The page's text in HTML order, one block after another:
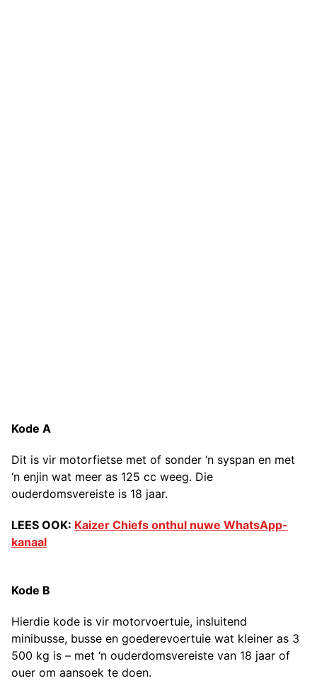
Kode A
Dit is vir motorfietse met of sonder ‘n syspan en met
‘n enjin wat meer as 125 cc weeg. Die
ouderdomsvereiste is 18 jaar.
LEES OOK: Kaizer Chiefs onthul nuwe WhatsApp-
kanaal
Kode B
Hierdie kode is vir motorvoertuie, insluitend
minibusse, busse en goederevoertuie wat kleiner as 3
500 kg is – met ‘n ouderdomsvereiste van 18 jaar of
ouer om aansoek te doen.